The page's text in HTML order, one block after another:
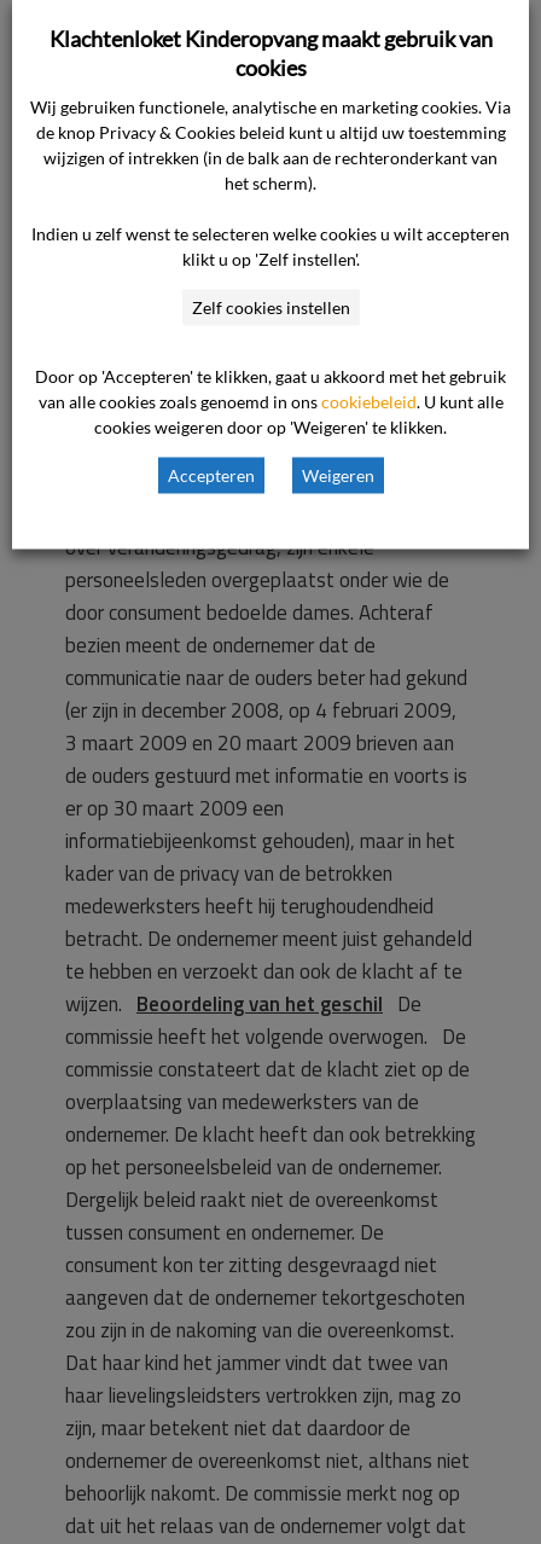
teambuilding met een strakke leiding.
Standpunt van de ondernemerHet
hoofdzaak als volgt. Nadat een slecht
werkklimaat, veroorzaakt door problemen
tussen de personeelsleden (onderling
pestgedrag), op [de vestiging] geconstateerd
was en nadat de locale oudercommissie
ondernemer een adviseur (psycholoog)
een crisismanager aangesteld. Met alle
personeelsleden van de vestiging is door hem
zowel in groepsverband als individueel ettelijke
keren gesproken. Mede gezien de opstelling
over veranderingsgedrag, zijn enkele
personeelsleden overgeplaatst onder wie de
door consument bedoelde dames. Achteraf
bezien meent de ondernemer dat de
communicatie naar de ouders beter had gekund
(er zijn in december 2008, op 4 februari 2009,
3 maart 2009 en 20 maart 2009 brieven aan
de ouders gestuurd met informatie en voorts is
er op 30 maart 2009 een
informatiebijeenkomst gehouden), maar in het
kader van de privacy van de betrokken
medewerksters heeft hij terughoudendheid
betracht. De ondernemer meent juist gehandeld
te hebben en verzoekt dan ook de klacht af te
wijzen. Beoordeling van het geschil De
commissie heeft het volgende overwogen. De
commissie constateert dat de klacht ziet op de
overplaatsing van medewerksters van de
ondernemer. De klacht heeft dan ook betrekking
op het personeelsbeleid van de ondernemer.
Dergelijk beleid raakt niet de overeenkomst
tussen consument en ondernemer. De
consument kon ter zitting desgevraagd niet
aangeven dat de ondernemer tekortgeschoten
zou zijn in de nakoming van die overeenkomst.
Dat haar kind het jammer vindt dat twee van
haar lievelingsleidsters vertrokken zijn, mag zo
zijn, maar betekent niet dat daardoor de
ondernemer de overeenkomst niet, althans niet
behoorlijk nakomt. De commissie merkt nog op
dat uit het relaas van de ondernemer volgt dat
Klachtenloket Kinderopvang maakt gebruik van
cookies
Wij gebruiken functionele, analytische en marketing cookies. Via
de knop Privacy & Cookies beleid kunt u altijd uw toestemming
wijzigen of intrekken (in de balk aan de rechteronderkant van
het scherm).
Indien u zelf wenst te selecteren welke cookies u wilt accepteren
klikt u op 'Zelf instellen'.
Zelf cookies instellen
Door op 'Accepteren' te klikken, gaat u akkoord met het gebruik
van alle cookies zoals genoemd in onscookiebeleid . U kunt alle
cookies weigeren door op 'Weigeren' te klikken.
Accepteren Weigeren